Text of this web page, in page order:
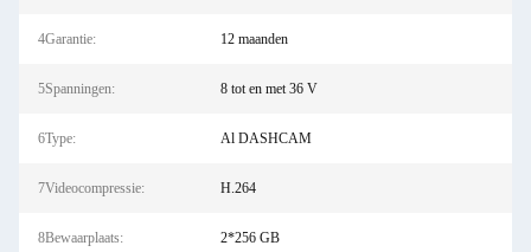
4Garantie: 12 maanden
5Spanningen: 8 tot en met 36 V
6Type: Al DASHCAM
7Videocompressie: H.264
8Bewaarplaats: 2*256 GB